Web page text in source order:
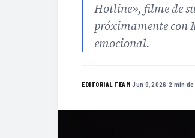
Hotline», filme de
próximamente con
emocional.
EDITORIAL TEAM·Jun 9, 2026 ·2 min